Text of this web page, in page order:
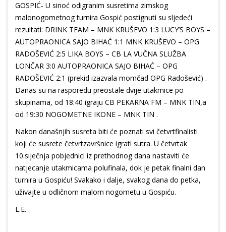
GOSPIĆ- U sinoć odigranim susretima zimskog
malonogometnog turnira Gospić postignuti su sljedeći
rezultati: DRINK TEAM – MNK KRUŠEVO 1:3 LUCY’S BOYS –
AUTOPRAONICA SAJO BIHAĆ 1:1 MNK KRUŠEVO – OPG
RADOŠEVIĆ 2:5 LIKA BOYS – CB LA VUČNA SLUŽBA
LONČAR 3:0 AUTOPRAONICA SAJO BIHAĆ – OPG
RADOŠEVIĆ 2:1 (prekid izazvala momčad OPG Radošević) .
Danas su na rasporedu preostale dvije utakmice po
skupinama, od 18:40 igraju CB PEKARNA FM – MNK TIN,a
od 19:30 NOGOMETNE IKONE – MNK TIN .
Nakon današnjih susreta biti će poznati svi četvrtfinalisti
koji će susrete četvrtzavršnice igrati sutra. U četvrtak
10.siječnja pobjednici iz prethodnog dana nastaviti će
natjecanje utakmicama polufinala, dok je petak finalni dan
turnira u Gospiću! Svakako i dalje, svakog dana do petka,
uživajte u odličnom malom nogometu u Gospiću.
L.E.